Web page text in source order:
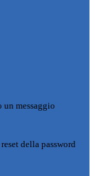
un messaggio
della password